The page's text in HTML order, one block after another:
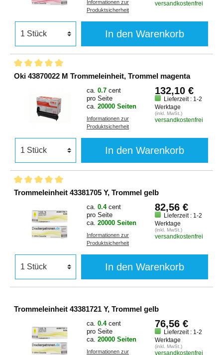
Informationen zur
Produktsicherheit
versandkostenfrei
In den Warenkorb
Oki 43870022 M Trommeleinheit, Trommel magenta
ca. 0.7 cent
pro Seite
ca. 20000 Seiten
Informationen zur
Produktsicherheit
132,10 €
Lieferzeit : 1-2
Werktage
(inkl. MwSt.)
versandkostenfrei
In den Warenkorb
Trommeleinheit 43381705 Y, Trommel gelb
ca. 0.4 cent
pro Seite
ca. 20000 Seiten
Informationen zur
Produktsicherheit
82,56 €
Lieferzeit : 1-2
Werktage
(inkl. MwSt.)
versandkostenfrei
In den Warenkorb
Trommeleinheit 43381721 Y, Trommel gelb
ca. 0.4 cent
pro Seite
ca. 20000 Seiten
Informationen zur
76,56 €
Lieferzeit : 1-2
Werktage
(inkl. MwSt.)
versandkostenfrei